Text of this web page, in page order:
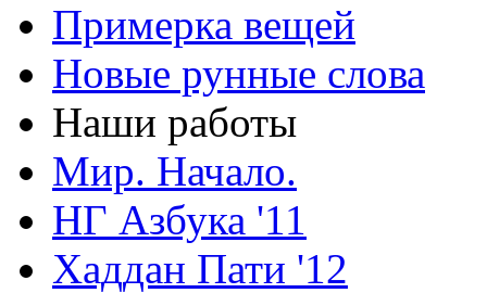
Примерка вещей
Новые рунные слова
Наши работы
Мир. Начало.
НГ Азбука '11
Хаддан Пати '12